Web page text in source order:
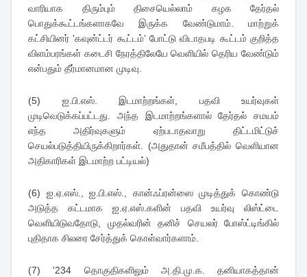
வாரியாக திரும்பும் திசையெல்லாம் கழக தேர்தல்
பொதுக்கூட்டங்களாகவே இருக்க வேண்டுமாம். மாற்றுக்
கட்சியினர் 'கவுன்ட்டர் கூட்டம்’ போட்டு விடாதபடி கூட்டம் குறித்த
விளம்பரங்கள் கடைசி நேரத்திலேயே வெளியில் தெரிய வேண்டும்
என்பதும் தீர்மானமான முடிவு.
(5) ஐ.பி.எஸ். இடமாற்றங்கள், பதவி உயர்வுகள்
முடிவெடுக்கப்பட்டது. அந்த இடமாற்றங்களால் தேர்தல் சமயம்
எந்த அதிர்வுகளும் ஏற்படாதவாறு திட்டமிட்டுச்
செயல்படுத்தியிருக்கிறார்கள். (அதுதான் சமீபத்தில் வெளியான
அதிகாரிகள் இடமாற்ற பட்டியல்)
(6) ஐ.ஏ.எஸ்., ஐ.பி.எஸ்., கான்ஃப்ரன்ஸை முடித்துக் கொண்டு
அடுத்த கட்டமாக ஐ.ஏ.எஸ்.களின் பதவி உயர்வு லிஸ்ட்டை
வெளியிடுவதோடு, முதல்வரின் தனிச் செயலர் போஸ்ட்டிங்கில்
புதிதாக சிலரை சேர்த்துக் கொள்வார்களாம்.
(7) '234 தொகுதிகளிலும் அ.தி.மு.க. தனியாகத்தான்